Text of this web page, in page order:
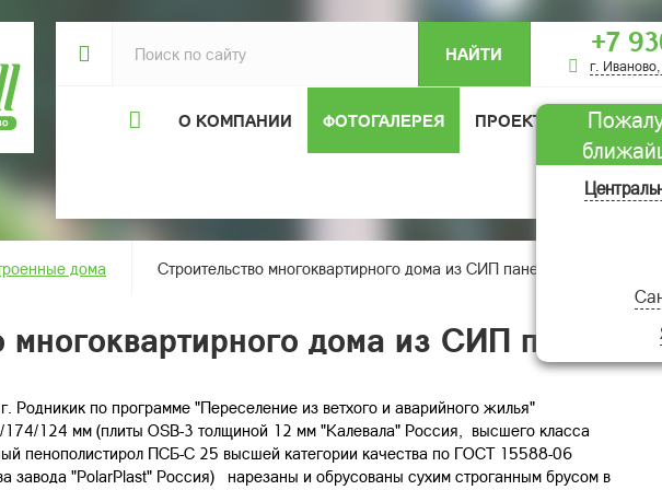
НАЙТИ +7
г.
О КОМПАНИИ ФОТОГАЛЕРЕЯ ПРОЕКТЫ ДОМОВ
ОТЗЫВЫ
дома Строительство многоквартирного дома из СИП панелей в
многоквартирного дома из СИП
Родникик по программе "Переселение из ветхого и аварийного жилья"
124 мм (плиты OSB-3 толщиной 12 мм "Калевала" Россия, высшего класса
пенополистирол ПСБ-С 25 высшей категории качества по ГОСТ 15588-06
"PolarPlast" Россия) нарезаны и обрусованы сухим строганным брусом в